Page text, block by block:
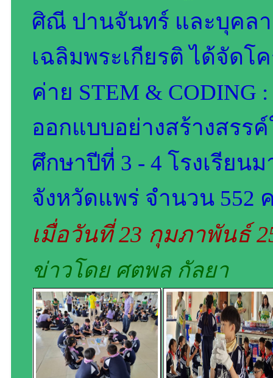
ศิณี ปานจันทร์ และบุคล
เฉลิมพระเกียรติ ได้จัดโ
ค่าย STEM &
ออกแบบอย่างสร้างสรร
ศึกษาปีที่ 3 - 4 โรงเรียน
จังหวัดแพร่ จำนวน 552
เมื่อวันที่ 23 กุมภาพันธ์
ข่าวโดย ศตพล กัลยา